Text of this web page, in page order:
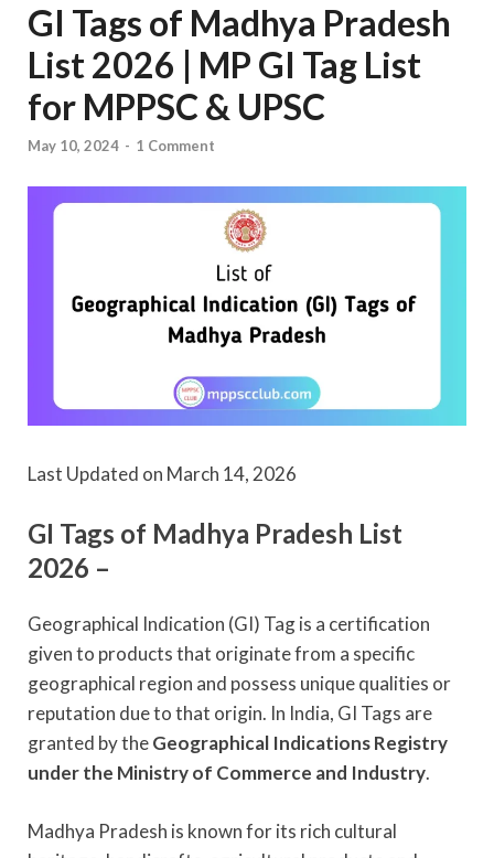
GI Tags of Madhya Pradesh
List 2026 | MP GI Tag List
for MPPSC & UPSC
May 10, 2024 - 1 Comment
Last Updated on March 14, 2026
GI Tags of Madhya Pradesh List
2026 –
Geographical Indication (GI) Tag is a certification
given to products that originate from a specific
geographical region and possess unique qualities or
reputation due to that origin. In India, GI Tags are
granted by theGeographical Indications Registry
under the Ministry of Commerce and Industry.
Madhya Pradesh is known for its rich cultural